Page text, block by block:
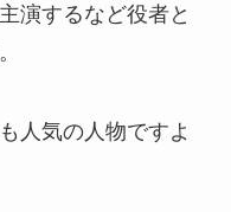
演するなど役者と
人気の人物ですよ